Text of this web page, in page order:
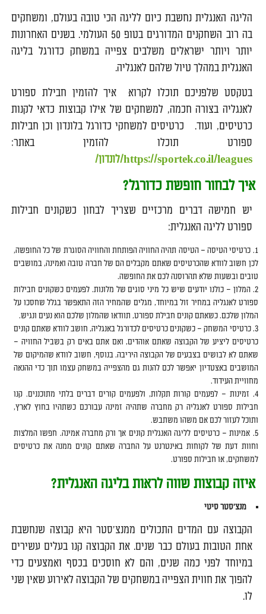
הליגה האנגלית נחשבת כיום לליגה הכי טובה בעולם, ומשחקים
בה רוב השחקנים המדורגים בטופ 50 העולמי. בשנים האחרונות
יותר ויותר ישראלים משלבים צפייה במשחק כדורגל בליגה
האנגלית במהלך טיול שלהם לאנגליה.
בטקסט שלפניכם תוכלו לקרוא איך להזמין חבילת ספורט
לאנגליה בצורה חכמה, למשחקים של אילו קבוצות כדאי לקנות
כרטיסים, ועוד. כרטיסים למשחקי כדורגל בלונדון וכן חבילות
ספורט תוכלו להזמין באתר:
https://sportek.co.il/leagues/לונדון/
איך לבחור חופשת כדורגל?
יש חמישה דברים מרכזיים שצריך לבחון כשקונים חבילות
ספורט לליגה האנגלית:
כרטיסי הטיסה – הטיסה תהיה החוויה הפותחת והחוויה הסוגרת של כל החופשה,
לכן חשוב לוודא שהכרטיסים שאתם מקבלים הם של חברה טובה ואמינה, במושבים
טובים ובשעות שלא תהרוסנה לכם את החופשה.
המלון – כולנו יודעים שיש כל מיני סוגים של מלונות. לפעמים כשקונים חבילות
ספורט לאנגליה במחיר זול במיוחד, מגלים שהמחיר הזה התאפשר בגלל שחסכו על
המלון שלכם. כשאתם קונים חבילת ספורט, תוודאו שהמלון שלכם הוא נעים ונגיש.
כרטיסי המשחק – כשקונים כרטיסים לכדורגל באנגליה, חושב לוודא שאתם קונים
כרטיסים ליציע של הקבוצה שאתם אוהדים, ואם אתם באים רק בשביל החוויה –
שאתם לא לבושים בצבעים של הקבוצה היריבה. בנוסף, חשוב לוודא שהמיקום של
המושבים באצטדיון יאפשר לכם להנות גם מהצפייה במשחק עצמו תוך כדי ההנאה
מחוויית העידוד.
זמינות – לפעמים קורות תקלות, ולפעמים קורים דברים בלתי מתוכננים. קנו
חבילות ספורט לאנגליה רק מחברה שתהיה זמינה עבורכם כשתהיו בחוץ לארץ,
ותוכל לעזור לכם אם משהו משתבש.
אמינות – כרטיסים לליגה האנגלית קונים אך ורק מחברה אמינה. חפשו המלצות
וחוות דעת של לקוחות באינטרנט על החברה שאתם קונים ממנה את כרטיסים
למשחקים, או חבילות ספורט.
איזה קבוצות שווה לראות בליגה האנגלית?
מנצ'סטר סיטי
הקבוצה עם המדים התכולים ממנצ'סטר היא קבוצה שנחשבת
אחת הטובות בעולם כבר שנים. את הקבוצה קנו בעלים עשירים
במיוחד לפני כמה שנים, והם לא חוסכים בכסף ואמצעים כדי
להפוך את חווית הצפייה במשחקים של הקבוצה לאירוע שאין שני
לו.